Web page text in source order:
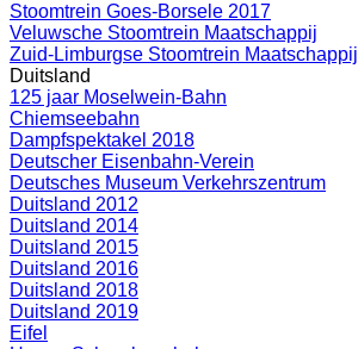
Stoomtrein Goes-Borsele 2017
Veluwsche Stoomtrein Maatschappij
Zuid-Limburgse Stoomtrein Maatschappij
Duitsland
125 jaar Moselwein-Bahn
Chiemseebahn
Dampfspektakel 2018
Deutscher Eisenbahn-Verein
Deutsches Museum Verkehrszentrum
Duitsland 2012
Duitsland 2014
Duitsland 2015
Duitsland 2016
Duitsland 2018
Duitsland 2019
Eifel